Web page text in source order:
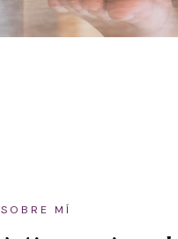
SOBRE MÍ